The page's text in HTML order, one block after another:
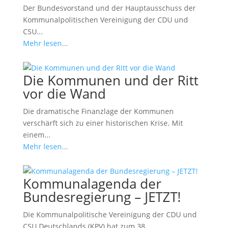
Der Bundesvorstand und der Hauptausschuss der
Kommunalpolitischen Vereinigung der CDU und
CSU...
Mehr lesen...
Die Kommunen und der Ritt
vor die Wand
Die dramatische Finanzlage der Kommunen
verschärft sich zu einer historischen Krise. Mit
einem...
Mehr lesen...
Kommunalagenda der
Bundesregierung – JETZT!
Die Kommunalpolitische Vereinigung der CDU und